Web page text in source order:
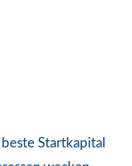
Startkapital